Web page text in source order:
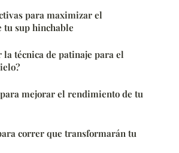
para maximizar el
sup hinchable
la técnica de patinaje para el
mejorar el rendimiento de tu
correr que transformarán tu